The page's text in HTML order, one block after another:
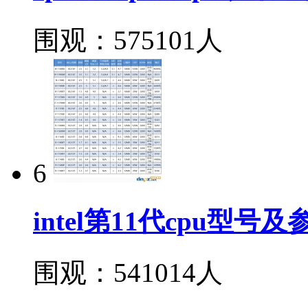
围观：575101人
6
intel第11代cpu型号及
围观：541014人